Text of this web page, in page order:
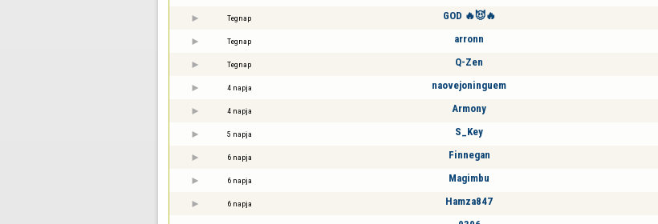
Tegnap GOD 🔥😈🔥
Tegnap arronn
Tegnap Q-Zen
4 napja naovejoninguem
4 napja Armony
5 napja S_Key
6 napja Finnegan
6 napja Magimbu
6 napja Hamza847